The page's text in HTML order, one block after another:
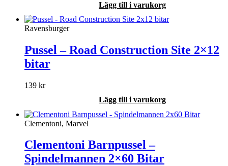
Lägg till i varukorg
Ravensburger
Pussel – Road Construction Site 2×12
bitar
139 kr
Lägg till i varukorg
Clementoni, Marvel
Clementoni Barnpussel –
Spindelmannen 2×60 Bitar